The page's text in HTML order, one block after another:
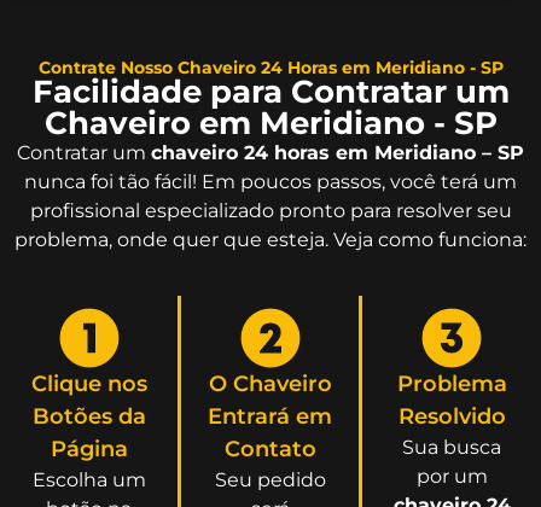
Contrate Nosso Chaveiro 24 Horas em Meridiano - SP
Facilidade para Contratar um
Chaveiro em Meridiano - SP
Contratar um chaveiro 24 horas em Meridiano – SP
nunca foi tão fácil! Em poucos passos, você terá um
profissional especializado pronto para resolver seu
problema, onde quer que esteja. Veja como funciona:
Clique nos
Botões da
Página
Escolha um
O Chaveiro
Entrará em
Contato
Seu pedido
Problema
Resolvido
Sua busca
por um